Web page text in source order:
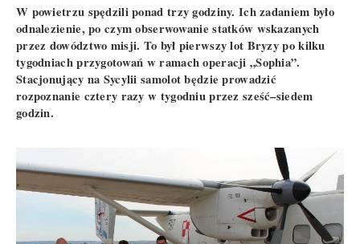
W powietrzu spędzili ponad trzy godziny. Ich zadaniem było
odnalezienie, po czym obserwowanie statków wskazanych
przez dowództwo misji. To był pierwszy lot Bryzy po kilku
tygodniach przygotowań w ramach operacji „Sophia”.
Stacjonujący na Sycylii samolot będzie prowadzić
rozpoznanie cztery razy w tygodniu przez sześć–siedem
godzin.